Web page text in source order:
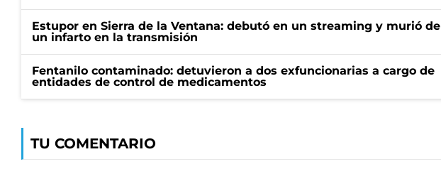
Estupor en Sierra de la Ventana: debutó en un streaming y murió de
un infarto en la transmisión
Fentanilo contaminado: detuvieron a dos exfuncionarias a cargo de
entidades de control de medicamentos
TU COMENTARIO